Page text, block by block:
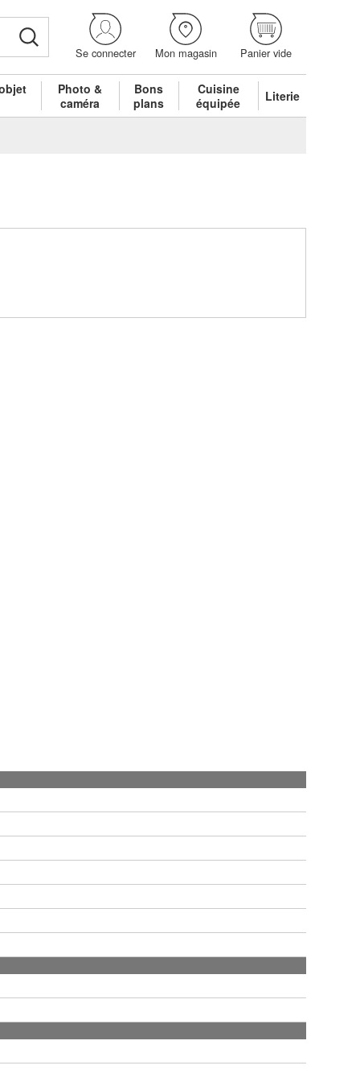
Se connecter Mon magasin Panier vide
Photo &
caméra
Bons
plans
Cuisine
équipée
Literie